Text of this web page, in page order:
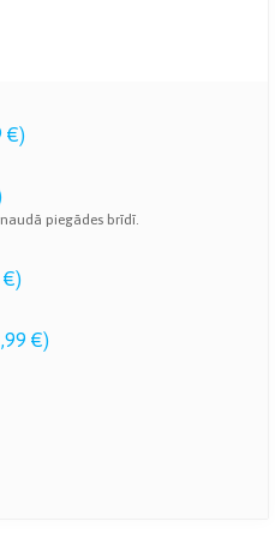
€)
piegādes brīdī.
€)
€)